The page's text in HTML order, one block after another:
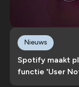
Spotify maakt
functie 'User
Nieuws